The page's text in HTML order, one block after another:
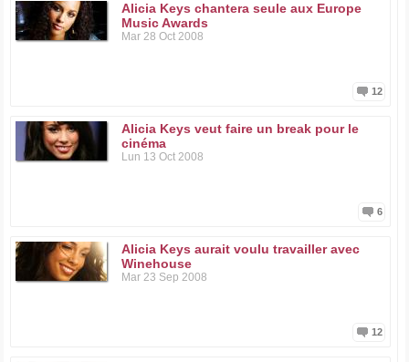
Alicia Keys chantera seule aux Europe
Music Awards
Mar 28 Oct 2008
12
Alicia Keys veut faire un break pour le
cinéma
Lun 13 Oct 2008
6
Alicia Keys aurait voulu travailler avec
Winehouse
Mar 23 Sep 2008
12